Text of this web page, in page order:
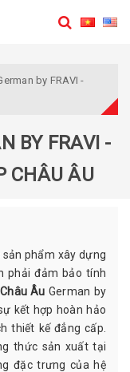
by FRAVI -
BY FRAVI -
CHÂU ÂU
sản phẩm xây dựng
phải đảm bảo tính
Âu German by
kết hợp hoàn hảo
thiết kế đẳng cấp.
thức sản xuất tại
đặc trưng của hệ